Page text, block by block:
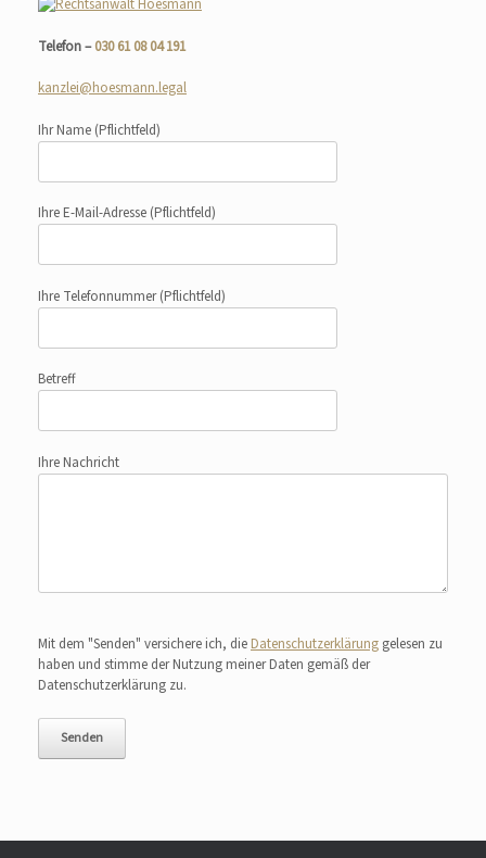
Telefon –030 61 08 04 191
kanzlei@hoesmann.legal
Ihr Name (Pflichtfeld)
Ihre E-Mail-Adresse (Pflichtfeld)
Ihre Telefonnummer(Pflichtfeld)
Betreff
Ihre Nachricht
Mit dem "Senden" versichere ich, die Datenschutzerklärung gelesen zu
haben und stimme der Nutzung meiner Daten gemäß der
Datenschutzerklärung zu.